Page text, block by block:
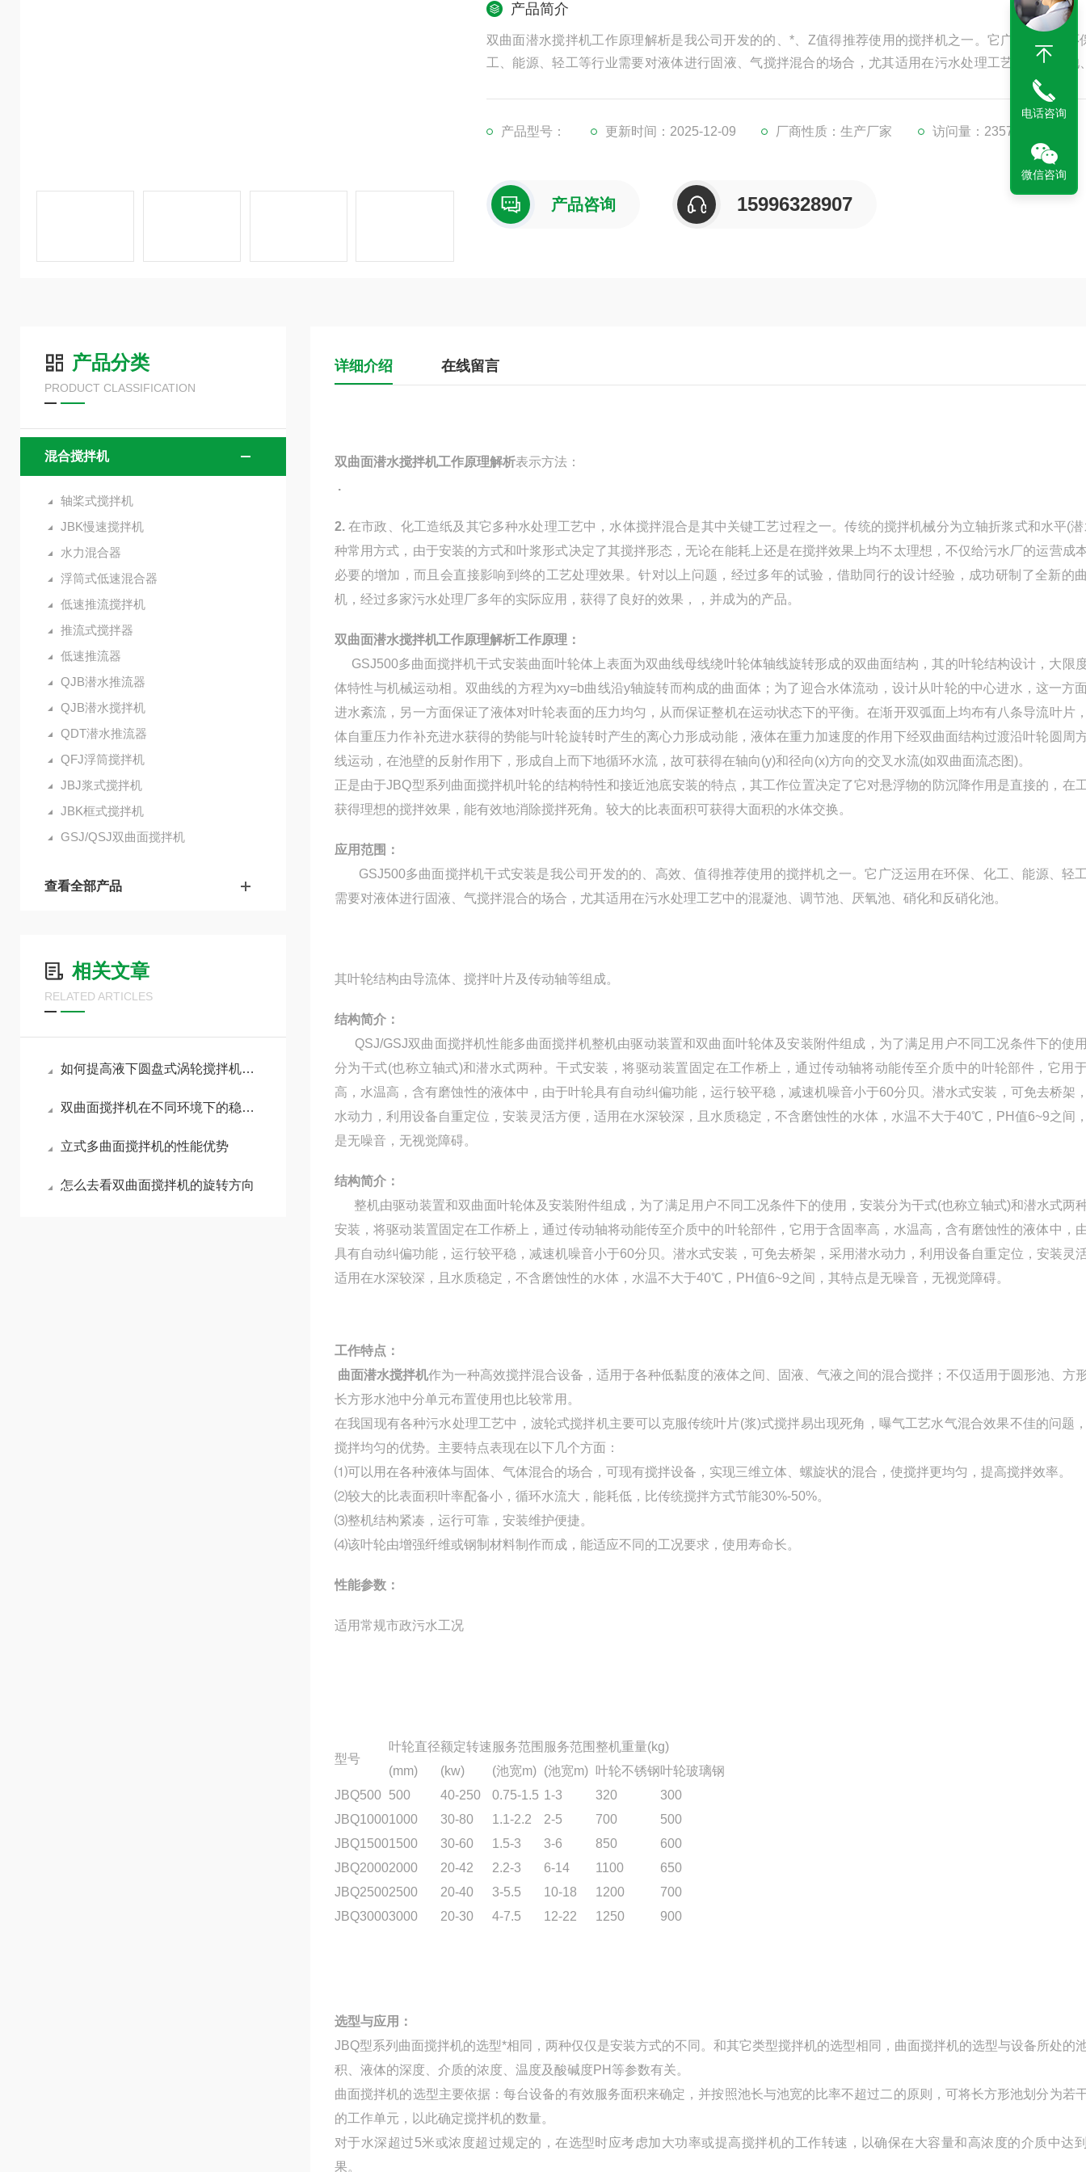
产品简介
双曲面潜水搅拌机工作原理解析是我公司开发的的、*、Z值得推荐使用的搅拌机之一。它广泛运用在环
工、能源、轻工等行业需要对液体进行固液、气搅拌混合的场合，尤其适用在污水处理工艺中的混凝池
产品型号： 更新时间：2025-12-09 厂商性质：生产厂家 访问量：2357
产品咨询 15996328907
产品分类
PRODUCT CLASSIFICATION
混合搅拌机
轴桨式搅拌机
JBK慢速搅拌机
水力混合器
浮筒式低速混合器
低速推流搅拌机
推流式搅拌器
低速推流器
QJB潜水推流器
QJB潜水搅拌机
QDT潜水推流器
QFJ浮筒搅拌机
JBJ浆式搅拌机
JBK框式搅拌机
GSJ/QSJ双曲面搅拌机
查看全部产品
相关文章
RELATED ARTICLES
如何提高液下圆盘式涡轮搅拌机的能效？
双曲面搅拌机在不同环境下的稳定表现
立式多曲面搅拌机的性能优势
怎么去看双曲面搅拌机的旋转方向
详细介绍 在线留言
双曲面潜水搅拌机工作原理解析表示方法：
.
2. 在市政、化工造纸及其它多种水处理工艺中，水体搅拌混合是其中关键工艺过程之一。传统的搅拌机械分为立轴折浆式和水平(
种常用方式，由于安装的方式和叶浆形式决定了其搅拌形态，无论在能耗上还是在搅拌效果上均不太理想，不仅给污水厂的运营成
必要的增加，而且会直接影响到终的工艺处理效果。针对以上问题，经过多年的试验，借助同行的设计经验，成功研制了全新的
机，经过多家污水处理厂多年的实际应用，获得了良好的效果，，并成为的产品。
双曲面潜水搅拌机工作原理解析工作原理：
GSJ500多曲面搅拌机干式安装曲面叶轮体上表面为双曲线母线绕叶轮体轴线旋转形成的双曲面结构，其的叶轮结构设计，大限
体特性与机械运动相。双曲线的方程为xy=b曲线沿y轴旋转而构成的曲面体；为了迎合水体流动，设计从叶轮的中心进水，这一方
进水紊流，另一方面保证了液体对叶轮表面的压力均匀，从而保证整机在运动状态下的平衡。在渐开双弧面上均布有八条导流叶片
体自重压力作补充进水获得的势能与叶轮旋转时产生的离心力形成动能，液体在重力加速度的作用下经双曲面结构过渡沿叶轮圆周
线运动，在池壁的反射作用下，形成自上而下地循环水流，故可获得在轴向(y)和径向(x)方向的交叉水流(如双曲面流态图)。
正是由于JBQ型系列曲面搅拌机叶轮的结构特性和接近池底安装的特点，其工作位置决定了它对悬浮物的防沉降作用是直接的，在
获得理想的搅拌效果，能有效地消除搅拌死角。较大的比表面积可获得大面积的水体交换。
应用范围：
GSJ500多曲面搅拌机干式安装是我公司开发的的、高效、值得推荐使用的搅拌机之一。它广泛运用在环保、化工、能源、轻
需要对液体进行固液、气搅拌混合的场合，尤其适用在污水处理工艺中的混凝池、调节池、厌氧池、硝化和反硝化池。
其叶轮结构由导流体、搅拌叶片及传动轴等组成。
结构简介：
QSJ/GSJ双曲面搅拌机性能多曲面搅拌机整机由驱动装置和双曲面叶轮体及安装附件组成，为了满足用户不同工况条件下的使
分为干式(也称立轴式)和潜水式两种。干式安装，将驱动装置固定在工作桥上，通过传动轴将动能传至介质中的叶轮部件，它用
高，水温高，含有磨蚀性的液体中，由于叶轮具有自动纠偏功能，运行较平稳，减速机噪音小于60分贝。潜水式安装，可免去桥架
水动力，利用设备自重定位，安装灵活方便，适用在水深较深，且水质稳定，不含磨蚀性的水体，水温不大于40℃，PH值6~9之间
是无噪音，无视觉障碍。
结构简介：
整机由驱动装置和双曲面叶轮体及安装附件组成，为了满足用户不同工况条件下的使用，安装分为干式(也称立轴式)和潜水式两
安装，将驱动装置固定在工作桥上，通过传动轴将动能传至介质中的叶轮部件，它用于含固率高，水温高，含有磨蚀性的液体中，
具有自动纠偏功能，运行较平稳，减速机噪音小于60分贝。潜水式安装，可免去桥架，采用潜水动力，利用设备自重定位，安装灵
适用在水深较深，且水质稳定，不含磨蚀性的水体，水温不大于40℃，PH值6~9之间，其特点是无噪音，无视觉障碍。
工作特点：
曲面潜水搅拌机作为一种高效搅拌混合设备，适用于各种低黏度的液体之间、固液、气液之间的混合搅拌；不仅适用于圆形池、方
长方形水池中分单元布置使用也比较常用。
在我国现有各种污水处理工艺中，波轮式搅拌机主要可以克服传统叶片(浆)式搅拌易出现死角，曝气工艺水气混合效果不佳的问题
搅拌均匀的优势。主要特点表现在以下几个方面：
⑴可以用在各种液体与固体、气体混合的场合，可现有搅拌设备，实现三维立体、螺旋状的混合，使搅拌更均匀，提高搅拌效率。
⑵较大的比表面积叶率配备小，循环水流大，能耗低，比传统搅拌方式节能30%-50%。
⑶整机结构紧凑，运行可靠，安装维护便捷。
⑷该叶轮由增强纤维或钢制材料制作而成，能适应不同的工况要求，使用寿命长。
性能参数：
适用常规市政污水工况
型号
叶轮直径
(mm)
额定转速
(kw)
服务范围
(池宽m)
服务范围
(池宽m)
整机重量(kg)
叶轮不锈钢叶轮玻璃钢
JBQ500 500 40-250 0.75-1.5 1-3 320
300
JBQ10001000 30-80 1.1-2.2 2-5 700
500
JBQ15001500 30-60 1.5-3 3-6 850
600
JBQ20002000 20-42 2.2-3 6-14 1100
650
JBQ25002500 20-40 3-5.5 10-18 1200
700
JBQ30003000 20-30 4-7.5 12-22 1250 900
选型与应用：
JBQ型系列曲面搅拌机的选型*相同，两种仅仅是安装方式的不同。和其它类型搅拌机的选型相同，曲面搅拌机的选型与设备所处的
积、液体的深度、介质的浓度、温度及酸碱度PH等参数有关。
曲面搅拌机的选型主要依据：每台设备的有效服务面积来确定，并按照池长与池宽的比率不超过二的原则，可将长方形池划分为若
的工作单元，以此确定搅拌机的数量。
对于水深超过5米或浓度超过规定的，在选型时应考虑加大功率或提高搅拌机的工作转速，以确保在大容量和高浓度的介质中达
果。
电话咨询
微信咨询